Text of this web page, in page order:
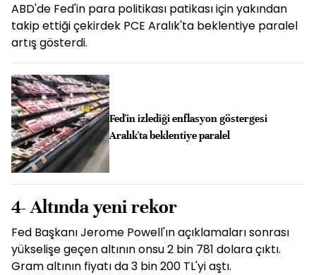
ABD'de Fed'in para politikası patikası için yakından
takip ettiği çekirdek PCE Aralık'ta beklentiye paralel
artış gösterdi.
Fed'in izlediği enflasyon göstergesi
Aralık'ta beklentiye paralel
4- Altında yeni rekor
Fed Başkanı Jerome Powell'ın açıklamaları sonrası
yükselişe geçen altının onsu 2 bin 781 dolara çıktı.
Gram altının fiyatı da 3 bin 200 TL'yi aştı.